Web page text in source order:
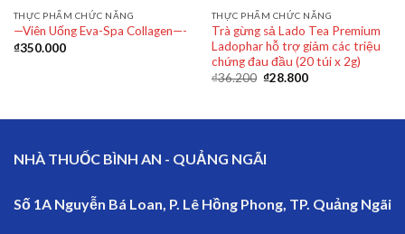
THỰC PHẨM CHỨC NĂNG
—Viên Uống Eva-Spa Collagen—-
₫350.000
THỰC PHẨM CHỨC NĂNG
Trà gừng sả Lado Tea Premium
Ladophar hỗ trợ giảm các triệu
chứng đau đầu (20 túi x 2g)
₫36.200 ₫28.800
NHÀ THUỐC BÌNH AN - QUẢNG NGÃI
Số 1A Nguyễn Bá Loan, P. Lê Hồng Phong, TP. Quảng Ngãi